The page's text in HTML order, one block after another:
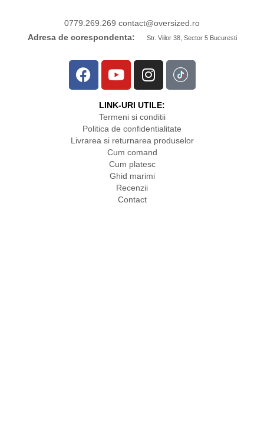
0779.269.269 contact@oversized.ro
Adresa de corespondenta:
Str. Viilor 38, Sector 5 Bucuresti
LINK-URI UTILE:
Termeni si conditii
Politica de confidentialitate
Livrarea si returnarea produselor
Cum comand
Cum platesc
Ghid marimi
Recenzii
Contact